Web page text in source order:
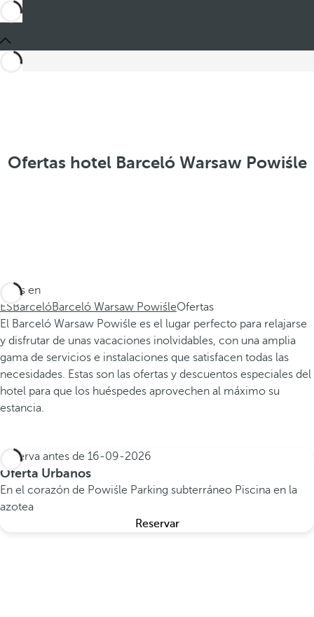
Ofertas hotel Barceló Warsaw Powiśle
Estás en
ESBarcelóBarceló Warsaw PowiśleOfertas
El Barceló Warsaw Powiśle es el lugar perfecto para relajarse
y disfrutar de unas vacaciones inolvidables, con una amplia
gama de servicios e instalaciones que satisfacen todas las
necesidades. Estas son las ofertas y descuentos especiales del
hotel para que los huéspedes aprovechen al máximo su
estancia.
Reserva antes de 16-09-2026
Oferta Urbanos
En el corazón de Powiśle Parking subterráneo Piscina en la
azotea
Reservar